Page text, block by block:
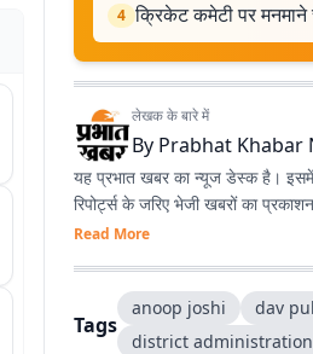
4 क्रिकेट कमेटी पर
लेखक के बारे में
By Prabhat Khabar
यह प्रभात खबर का न्यूज डेस्क है। इसमें
रिपोर्ट्स के जरिए भेजी खबरों का
Read More
Tags
anoop joshi
dav
district